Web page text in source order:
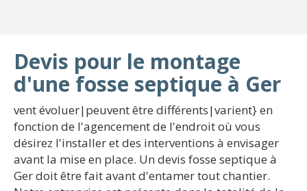
Devis pour le montage
d'une fosse septique à Ger
vent évoluer|peuvent être différents|varient} en
fonction de l'agencement de l'endroit où vous
désirez l'installer et des interventions à envisager
avant la mise en place. Un devis fosse septique à
Ger doit être fait avant d'entamer tout chantier.